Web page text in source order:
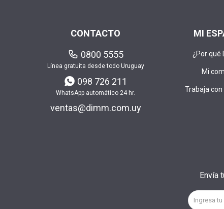
MI
¿Por qué
Mi
Trabaja
CONTACTO
0800 5555
Línea gratuita desde todo Uruguay
098 726 211
WhatsApp automático 24 hr.
ventas@dimm.com.uy
Envía